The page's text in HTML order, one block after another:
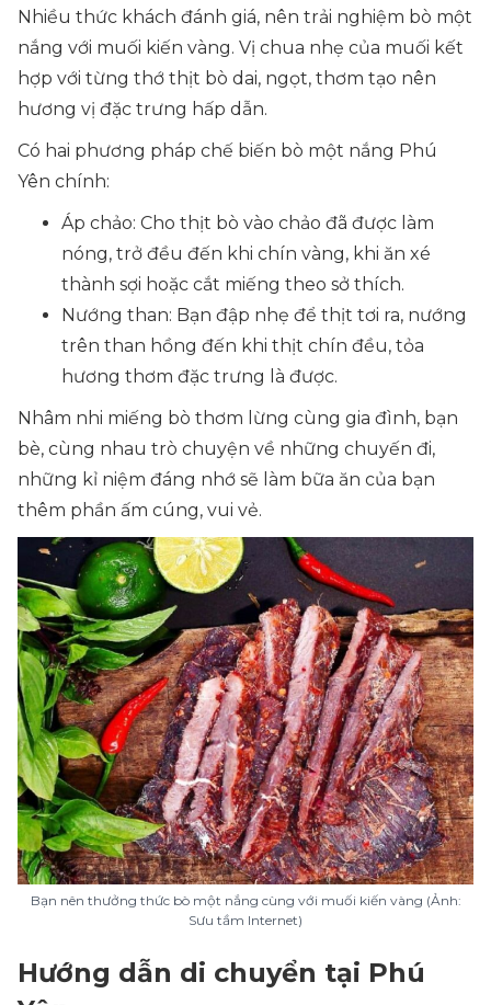
Nhiều thức khách đánh giá, nên trải nghiệm bò một
nắng với muối kiến vàng. Vị chua nhẹ của muối kết
hợp với từng thớ thịt bò dai, ngọt, thơm tạo nên
hương vị đặc trưng hấp dẫn.
Có hai phương pháp chế biến bò một nắng Phú
Yên chính:
Áp chảo: Cho thịt bò vào chảo đã được làm
nóng, trở đều đến khi chín vàng, khi ăn xé
thành sợi hoặc cắt miếng theo sở thích.
Nướng than: Bạn đập nhẹ để thịt tơi ra, nướng
trên than hồng đến khi thịt chín đều, tỏa
hương thơm đặc trưng là được.
Nhâm nhi miếng bò thơm lừng cùng gia đình, bạn
bè, cùng nhau trò chuyện về những chuyến đi,
những kỉ niệm đáng nhớ sẽ làm bữa ăn của bạn
thêm phần ấm cúng, vui vẻ.
Bạn nên thưởng thức bò một nắng cùng với muối kiến vàng (Ảnh:
Sưu tầm Internet)
Hướng dẫn di chuyển tại Phú